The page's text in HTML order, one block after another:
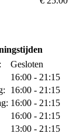
Gesloten
16:00 - 21:15
16:00 - 21:15
16:00 - 21:15
16:00 - 21:15
13:00 - 21:15